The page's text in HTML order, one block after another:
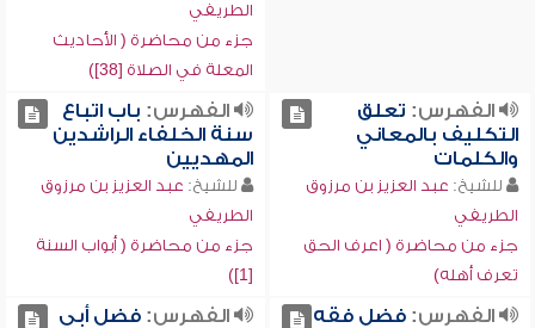
الطريفي
جزء من محاضرة ( الأحاديث
المعلة في الصلاة [38])
الفهرس: تعلق
التكليف بالمعاني
والكلمات
للشيخ: عبد العزيز بن مرزوق
الطريفي
جزء من محاضرة ( اعرف الحق
تعرف أهله)
الفهرس: باب اتباع
سنة الخلفاء الراشدين
المهديين
للشيخ: عبد العزيز بن مرزوق
الطريفي
جزء من محاضرة ( أبواب السنة
[1])
الفهرس:فضل فقه
الفهرس:فضل أبي